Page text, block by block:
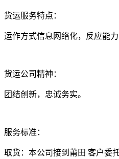
货运服务特点：
运作方式信息网络化，反应能力
货运公司精神：
团结创新，忠诚务实。
服务标准：
取货：本公司接到莆田 客户委